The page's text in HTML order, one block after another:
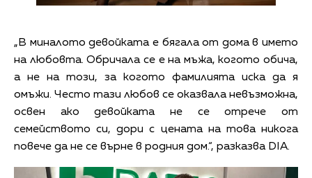
„В миналото девойката е бягала от дома в името
на любовта. Обричала се е на мъжа, когото обича,
а не на този, за когото фамилията иска да я
омъжи. Често тази любов се оказвала невъзможна,
освен ако девойката не се отрече от
семейството си, дори с цената на това никога
повече да не се върне в родния дом.“, разказва DIA.